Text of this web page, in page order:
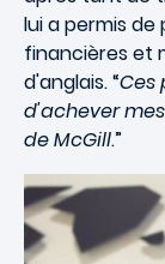
lui a permis
financières et
d'anglais. “Ces
d'achever
de McGill.”